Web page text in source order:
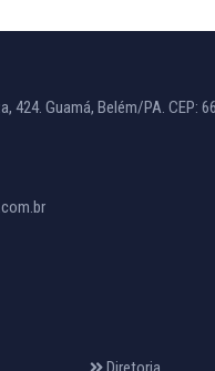
424. Guamá, Belém/PA. CEP: